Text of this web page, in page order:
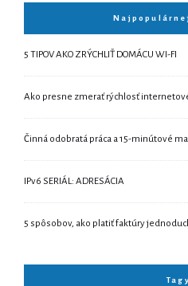
5 TIPOV AKO ZRÝCHLIŤ DOMÁCU WI-FI
Ako presne zmerať rýchlosť
Činná odobratá práca a 15-minútové
IPv6 SERIÁL: ADRESÁCIA
5 spôsobov, ako platiť faktúry
Tagy